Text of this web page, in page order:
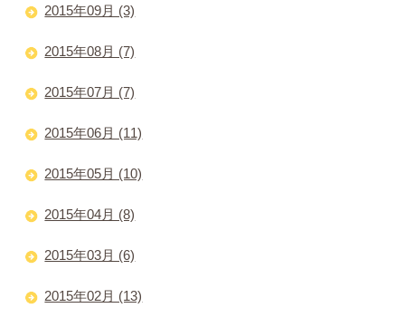
2015年09月 (3)
2015年08月 (7)
2015年07月 (7)
2015年06月 (11)
2015年05月 (10)
2015年04月 (8)
2015年03月 (6)
2015年02月 (13)